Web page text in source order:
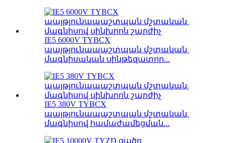
IE5 6000V TYBCX
պայթյունապաշտպան մշտական ​​
մագնիսական սինթեզատոր...
IE5 380V TYBCX
պայթյունապաշտպան մշտական ​​
մագնիսով համաժամեցման...